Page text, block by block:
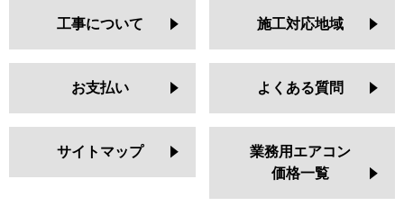
PA-P56T7GNB
PA-P56T6SGA
PA-P56T6SGNB
PA-P56T6GB
工事について 施工対応地域
お支払い よくある質問
サイトマップ
業務用エアコン
価格一覧